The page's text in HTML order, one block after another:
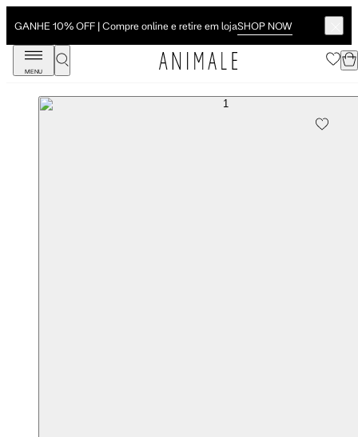
GANHE 10% OFF | Compre online e retire em lojaSHOP NOW
MENU